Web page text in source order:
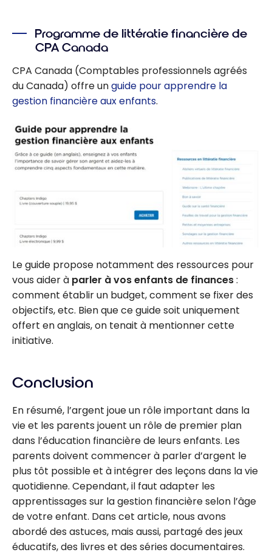
Programme de littératie financière de
CPA Canada
CPA Canada (Comptables professionnels agréés
du Canada) offre unguide pour apprendre la
gestion financière aux enfants.
Le guide propose notamment des ressources pour
vous aider à parler à vos enfants de finances:
comment établir un budget, comment se fixer des
objectifs, etc. Bien que ce guide soit uniquement
offert en anglais, on tenait à mentionner cette
initiative.
Conclusion
En résumé, l’argent joue un rôle important dans la
vie et les parents jouent un rôle de premier plan
dans l’éducation financière de leurs enfants. Les
parents doivent commencer à parler d’argent le
plus tôt possible et à intégrer des leçons dans la vie
quotidienne. Cependant, il faut adapter les
apprentissages sur la gestion financière selon l’âge
de votre enfant. Dans cet article, nous avons
abordé des astuces, mais aussi, partagé des jeux
éducatifs, des livres et des séries documentaires.